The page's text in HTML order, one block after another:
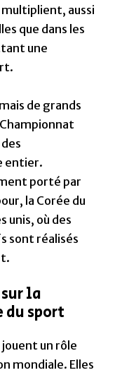
multiplient, aussi
que dans les
une
de grands
entier.
porté par
la Corée du
unis, où des
sont réalisés
la
sport
un rôle
mondiale. Elles